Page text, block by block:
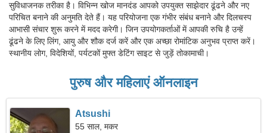
सुविधाजनक तरीका है। विभिन्न खोज मानदंड आपको उपयुक्त साझेदार ढूंढने और नए
परिचित बनाने की अनुमति देते हैं। यह परियोजना एक गंभीर संबंध बनाने और दिलचस्प
आभासी संचार शुरू करने में मदद करेगी। जिन उपयोगकर्ताओं में आपकी रुचि है उन्हें
ढूंढने के लिए लिंग, आयु और शौक दर्ज करें और एक अच्छा रोमांटिक अनुभव प्राप्त करें।
स्थानीय लोग, विदेशियों, पर्यटकों मुफ्त डेटिंग साइट से जुड़ें तोकामाची।
पुरुष और महिलाएं ऑनलाइन
Atsushi
55 साल, मकर